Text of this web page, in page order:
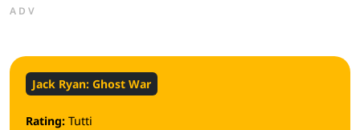
ADV
Jack Ryan: Ghost War
Rating: Tutti